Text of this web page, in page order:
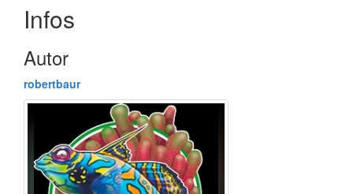
Infos
Autor
robertbaur